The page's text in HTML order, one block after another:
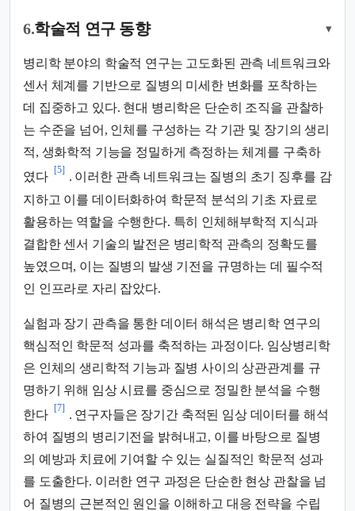
6.학술적 연구 동향 ▾
병리학 분야의 학술적 연구는 고도화된 관측 네트워크와
센서 체계를 기반으로 질병의 미세한 변화를 포착하는
데 집중하고 있다. 현대 병리학은 단순히 조직을 관찰하
는 수준을 넘어, 인체를 구성하는 각 기관 및 장기의 생리
적, 생화학적 기능을 정밀하게 측정하는 체계를 구축하
였다
[5]
. 이러한 관측 네트워크는 질병의 초기 징후를 감
지하고 이를 데이터화하여 학문적 분석의 기초 자료로
활용하는 역할을 수행한다. 특히 인체해부학적 지식과
결합한 센서 기술의 발전은 병리학적 관측의 정확도를
높였으며, 이는 질병의 발생 기전을 규명하는 데 필수적
인 인프라로 자리 잡았다.
실험과 장기 관측을 통한 데이터 해석은 병리학 연구의
핵심적인 학문적 성과를 축적하는 과정이다. 임상병리학
은 인체의 생리학적 기능과 질병 사이의 상관관계를 규
명하기 위해 임상 시료를 중심으로 정밀한 분석을 수행
한다
[7]
. 연구자들은 장기간 축적된 임상 데이터를 해석
하여 질병의 병리기전을 밝혀내고, 이를 바탕으로 질병
의 예방과 치료에 기여할 수 있는 실질적인 학문적 성과
를 도출한다. 이러한 연구 과정은 단순한 현상 관찰을 넘
어 질병의 근본적인 원인을 이해하고 대응 전략을 수립